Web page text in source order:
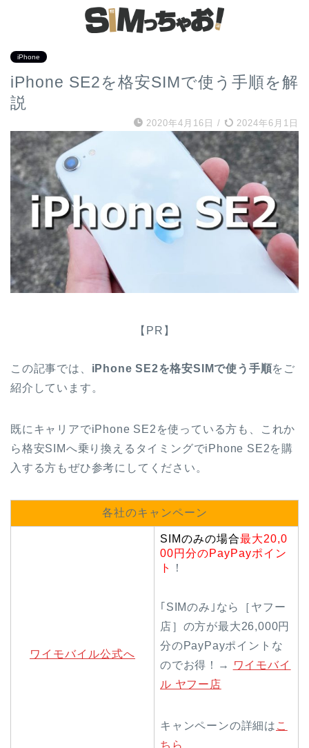
iPhone
iPhone SE2を格安SIMで使う手順を解
説
2020年4月16日 / 2024年6月1日
【PR】
この記事では、 iPhone SE2を格安SIMで使う手順をご
紹介しています。
既にキャリアでiPhone SE2を使っている方も、これか
ら格安SIMへ乗り換えるタイミングでiPhone SE2を購
入する方もぜひ参考にしてください。
各社のキャンペーン
ワイモバイル公式へ
SIMのみの場合最大20,0
00円分のPayPayポイン
ト
！
｢SIMのみ｣なら［ヤフー
店］の方が最大26,000円
分のPayPayポイントな
のでお得！→
ワイモバイ
ル ヤフー店
キャンペーンの詳細は こ
ちら